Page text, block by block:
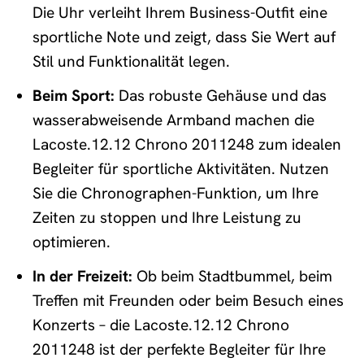
Die Uhr verleiht Ihrem Business-Outfit eine
sportliche Note und zeigt, dass Sie Wert auf
Stil und Funktionalität legen.
Beim Sport: Das robuste Gehäuse und das
wasserabweisende Armband machen die
Lacoste.12.12 Chrono 2011248 zum idealen
Begleiter für sportliche Aktivitäten. Nutzen
Sie die Chronographen-Funktion, um Ihre
Zeiten zu stoppen und Ihre Leistung zu
optimieren.
In der Freizeit: Ob beim Stadtbummel, beim
Treffen mit Freunden oder beim Besuch eines
Konzerts – die Lacoste.12.12 Chrono
2011248 ist der perfekte Begleiter für Ihre